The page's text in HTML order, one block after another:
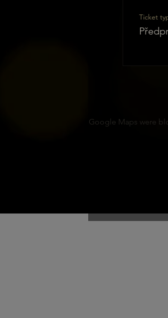
Ticket
Google Maps were